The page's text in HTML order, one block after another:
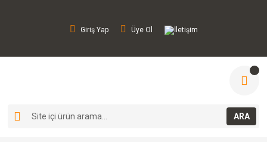
Giriş Yap Üye Ol İletişim
ARA